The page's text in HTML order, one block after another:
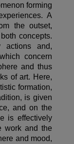
forming
A
the outset,
concepts.
actions and,
concern
and thus
of art. Here,
formation,
is given
and on the
is effectively
work and the
and mood,